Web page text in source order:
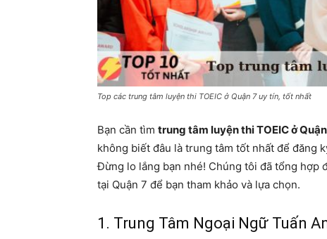
Top các trung tâm luyện thi TOEIC ở Quận 7 uy tín, tốt nhất
Bạn cần tìm trung tâm luyện thi TOEIC ở
không biết đâu là trung tâm tốt nhất để đăng
Đừng lo lắng bạn nhé! Chúng tôi đã tổng hợp
tại Quận 7 để bạn tham khảo và lựa chọn.
1. Trung Tâm Ngoại Ngữ Tuấn